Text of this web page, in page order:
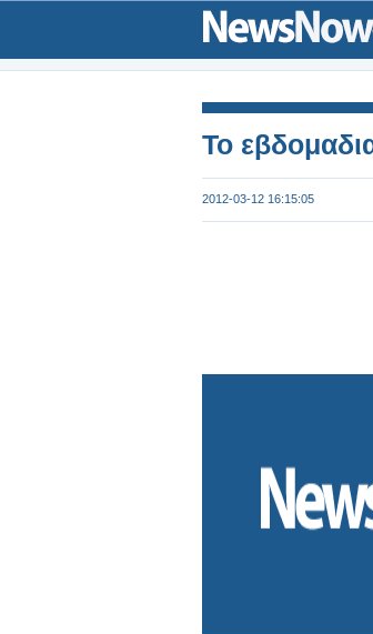
To
2012-03-12 16:15:05